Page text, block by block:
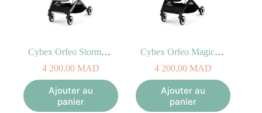
Cybex Orfeo Stormy Blue
4 200,00 MAD
Ajouter au
panier
Cybex Orfeo Magic Black
4 200,00 MAD
Ajouter au
panier